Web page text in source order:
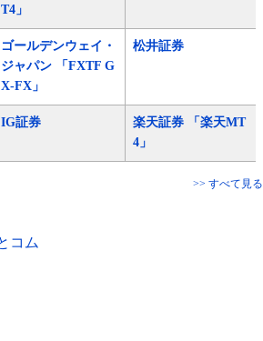
T4」
ゴールデンウェイ・
ジャパン 「FXTF G
X-FX」
松井証券
IG証券
楽天証券 「楽天MT
4」
>> すべて見る